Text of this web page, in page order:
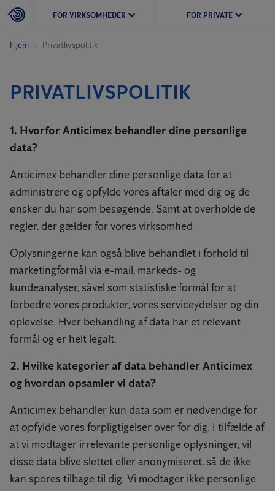
FOR VIRKSOMHEDER FOR PRIVATE
Hjem Privatlivspolitik
PRIVATLIVSPOLITIK
1. Hvorfor Anticimex behandler dine personlige
data?
Anticimex behandler dine personlige data for at
administrere og opfylde vores aftaler med dig og de
ønsker du har som besøgende. Samt at overholde de
regler, der gælder for vores virksomhed
Oplysningerne kan også blive behandlet i forhold til
marketingformål via e-mail, markeds- og
kundeanalyser, såvel som statistiske formål for at
forbedre vores produkter, vores serviceydelser og din
oplevelse. Hver behandling af data har et relevant
formål og er helt legalt.
2. Hvilke kategorier af data behandler Anticimex
og hvordan opsamler vi data?
Anticimex behandler kun data som er nødvendige for
at opfylde vores forpligtigelser over for dig. I tilfælde af
at vi modtager irrelevante personlige oplysninger, vil
disse data blive slettet eller anonymiseret, så de ikke
kan spores tilbage til dig. Vi modtager ikke personlige